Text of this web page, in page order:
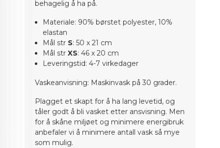
behagelig å ha på.
Materiale: 90% børstet polyester, 10%
elastan
Mål str S: 50 x 21 cm
Mål str XS: 46 x 20 cm
Leveringstid: 4-7 virkedager
Vaskeanvisning: Maskinvask på 30 grader.
Plagget et skapt for å ha lang levetid, og
tåler godt å bli vasket etter ansvisning. Men
for å skåne miljøet og minimere energibruk
anbefaler vi å minimere antall vask så mye
som mulig.